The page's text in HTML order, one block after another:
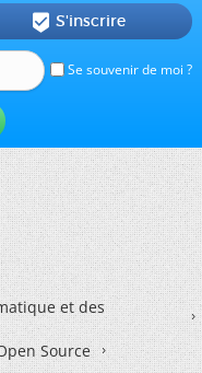
Se souvenir de moi ?
 S'inscrire
et des
Source